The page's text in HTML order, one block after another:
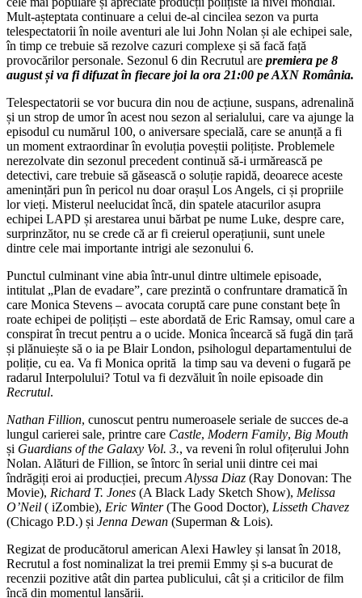
Mult-așteptata continuare a celui de-al cincilea sezon va purta
telespectatorii în noile aventuri ale lui John Nolan și ale echipei sale,
în timp ce trebuie să rezolve cazuri complexe și să facă față
provocărilor personale. Sezonul 6 din Recrutul are premiera pe 8
august și va fi difuzat în fiecare joi la ora 21:00 pe AXN România.
Telespectatorii se vor bucura din nou de acțiune, suspans, adrenalină
și un strop de umor în acest nou sezon al serialului, care va ajunge la
episodul cu numărul 100, o aniversare specială, care se anunță a fi
un moment extraordinar în evoluția poveștii polițiste. Problemele
nerezolvate din sezonul precedent continuă să-i urmărească pe
detectivi, care trebuie să găsească o soluție rapidă, deoarece aceste
amenințări pun în pericol nu doar orașul Los Angels, ci și propriile
lor vieți. Misterul neelucidat încă, din spatele atacurilor asupra
echipei LAPD și arestarea unui bărbat pe nume Luke, despre care,
surprinzător, nu se crede că ar fi creierul operațiunii, sunt unele
dintre cele mai importante intrigi ale sezonului 6.
Punctul culminant vine abia într-unul dintre ultimele episoade,
intitulat „Plan de evadare”, care prezintă o confruntare dramatică în
care Monica Stevens – avocata coruptă care pune constant bețe în
roate echipei de polițiști – este abordată de Eric Ramsay, omul care a
conspirat în trecut pentru a o ucide. Monica încearcă să fugă din țară
și plănuiește să o ia pe Blair London, psihologul departamentului de
poliție, cu ea. Va fi Monica oprită la timp sau va deveni o fugară pe
radarul Interpolului? Totul va fi dezvăluit în noile episoade din
Recrutul.
Nathan Fillion, cunoscut pentru numeroasele seriale de succes de-a
lungul carierei sale, printre care Castle, Modern Family, Big Mouth
și Guardians of the Galaxy Vol. 3., va reveni în rolul ofițerului John
Nolan. Alături de Fillion, se întorc în serial unii dintre cei mai
îndrăgiți eroi ai producției, precum Alyssa Diaz (Ray Donovan: The
Movie), Richard T. Jones (A Black Lady Sketch Show), Melissa
O’Neil ( iZombie), Eric Winter(The Good Doctor), Lisseth Chavez
(Chicago P.D.) și Jenna Dewan (Superman & Lois).
Regizat de producătorul american Alexi Hawley și lansat în 2018,
Recrutul a fost nominalizat la trei premii Emmy și s-a bucurat de
recenzii pozitive atât din partea publicului, cât și a criticilor de film
încă din momentul lansării.